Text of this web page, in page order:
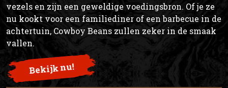
vezels en zijn een geweldige voedingsbron. Of je ze
nu kookt voor een familiediner of een barbecue in de
achtertuin, Cowboy Beans zullen zeker in de smaak
vallen.
Bekijk nu!